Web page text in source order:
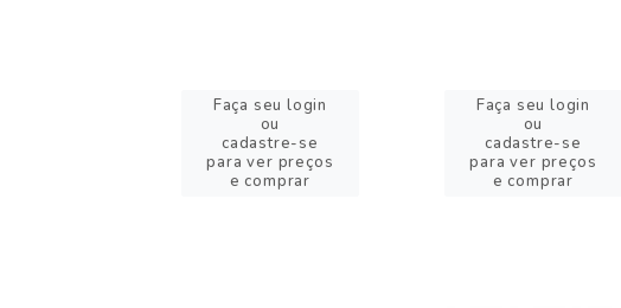
Faça seu login
ou
cadastre-se
para ver preços
e comprar
Faça seu login
ou
cadastre-se
para ver preços
e comprar